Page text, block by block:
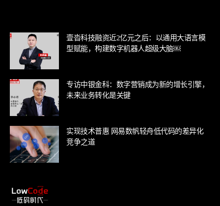
壹沓科技融资近2亿元之后：以通用大语言模
型赋能，构建数字机器人超级大脑￼
专访中银金科：数字营销成为新的增长引擎，
未来业务转化是关键
实现技术普惠 网易数帆轻舟低代码的差异化
竞争之道